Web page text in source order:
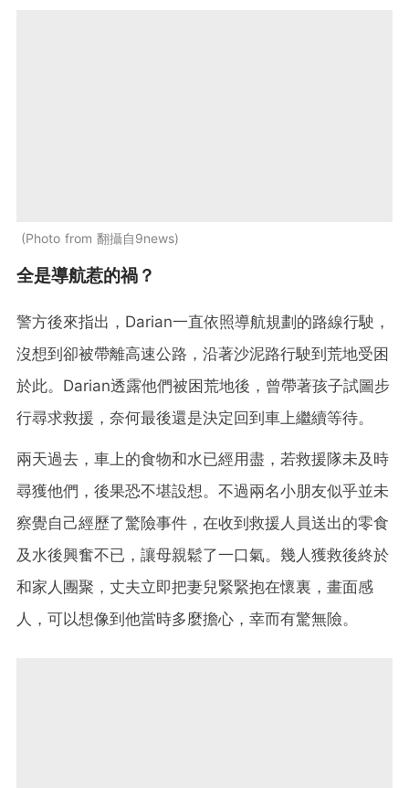
Photo from 翻攝自9news
全是導航惹的禍？
警方後來指出，Darian一直依照導航規劃的路線行駛，
沒想到卻被帶離高速公路，沿著沙泥路行駛到荒地受困
於此。Darian透露他們被困荒地後，曾帶著孩子試圖步
行尋求救援，奈何最後還是決定回到車上繼續等待。
兩天過去，車上的食物和水已經用盡，若救援隊未及時
尋獲他們，後果恐不堪設想。不過兩名小朋友似乎並未
察覺自己經歷了驚險事件，在收到救援人員送出的零食
及水後興奮不已，讓母親鬆了一口氣。幾人獲救後終於
和家人團聚，丈夫立即把妻兒緊緊抱在懷裏，畫面感
人，可以想像到他當時多麼擔心，幸而有驚無險。